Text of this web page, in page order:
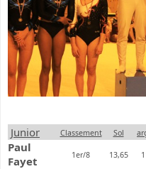
Junior Classement Sol
Paul
Fayet
1er/8 13,65